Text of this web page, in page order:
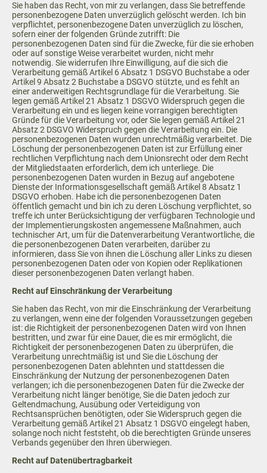
Sie haben das Recht, von mir zu verlangen, dass Sie betreffende
personenbezogene Daten unverzüglich gelöscht werden. Ich bin
verpflichtet, personenbezogene Daten unverzüglich zu löschen,
sofern einer der folgenden Gründe zutrifft: Die
personenbezogenen Daten sind für die Zwecke, für die sie erhoben
oder auf sonstige Weise verarbeitet wurden, nicht mehr
notwendig. Sie widerrufen Ihre Einwilligung, auf die sich die
Verarbeitung gemäß Artikel 6 Absatz 1 DSGVO Buchstabe a oder
Artikel 9 Absatz 2 Buchstabe a DSGVO stützte, und es fehlt an
einer anderweitigen Rechtsgrundlage für die Verarbeitung. Sie
legen gemäß Artikel 21 Absatz 1 DSGVO Widerspruch gegen die
Verarbeitung ein und es liegen keine vorrangigen berechtigten
Gründe für die Verarbeitung vor, oder Sie legen gemäß Artikel 21
Absatz 2 DSGVO Widerspruch gegen die Verarbeitung ein. Die
personenbezogenen Daten wurden unrechtmäßig verarbeitet. Die
Löschung der personenbezogenen Daten ist zur Erfüllung einer
rechtlichen Verpflichtung nach dem Unionsrecht oder dem Recht
der Mitgliedstaaten erforderlich, dem ich unterliege. Die
personenbezogenen Daten wurden in Bezug auf angebotene
Dienste der Informationsgesellschaft gemäß Artikel 8 Absatz 1
DSGVO erhoben. Habe ich die personenbezogenen Daten
öffentlich gemacht und bin ich zu deren Löschung verpflichtet, so
treffe ich unter Berücksichtigung der verfügbaren Technologie und
der Implementierungskosten angemessene Maßnahmen, auch
technischer Art, um für die Datenverarbeitung Verantwortliche, die
die personenbezogenen Daten verarbeiten, darüber zu
informieren, dass Sie von ihnen die Löschung aller Links zu diesen
personenbezogenen Daten oder von Kopien oder Replikationen
dieser personenbezogenen Daten verlangt haben.
Recht auf Einschränkung der Verarbeitung
Sie haben das Recht, von mir die Einschränkung der Verarbeitung
zu verlangen, wenn eine der folgenden Voraussetzungen gegeben
ist: die Richtigkeit der personenbezogenen Daten wird von Ihnen
bestritten, und zwar für eine Dauer, die es mir ermöglicht, die
Richtigkeit der personenbezogenen Daten zu überprüfen, die
Verarbeitung unrechtmäßig ist und Sie die Löschung der
personenbezogenen Daten ablehnten und stattdessen die
Einschränkung der Nutzung der personenbezogenen Daten
verlangen; ich die personenbezogenen Daten für die Zwecke der
Verarbeitung nicht länger benötige, Sie die Daten jedoch zur
Geltendmachung, Ausübung oder Verteidigung von
Rechtsansprüchen benötigten, oder Sie Widerspruch gegen die
Verarbeitung gemäß Artikel 21 Absatz 1 DSGVO eingelegt haben,
solange noch nicht feststeht, ob die berechtigten Gründe unseres
Verbands gegenüber den Ihren überwiegen.
Recht auf Datenübertragbarkeit